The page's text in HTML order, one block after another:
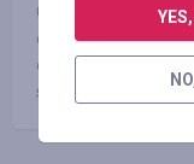
Gwarantujemy
dogodny sposób w
dłużej niż doba) po
specjalnego menu